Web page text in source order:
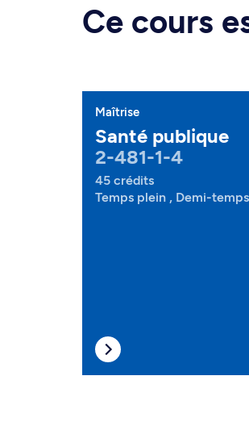
Ce cours
Maîtrise
Santé publique
2-481-1-4
45 crédits
Temps plein , Demi-temps